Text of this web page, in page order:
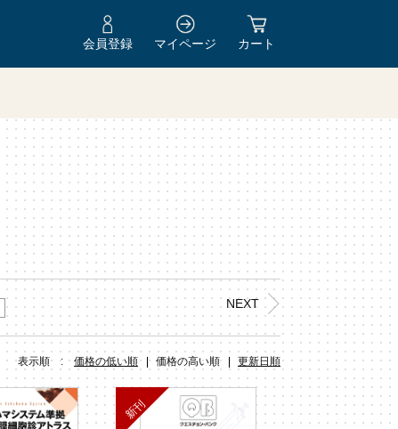
会員登録 マイページ カート
NEXT
表示順 : 価格の低い順 価格の高い順 更新日順